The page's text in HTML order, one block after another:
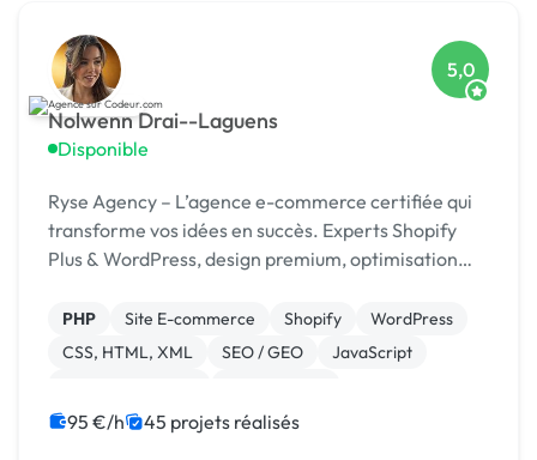
Nolwenn Drai--Laguens
Disponible
5,0
Ryse Agency – L’agence e-commerce certifiée qui
transforme vos idées en succès. Experts Shopify
Plus & WordPress, design premium, optimisation
PHP Site E-commerce Shopify
WordPress
CSS, HTML, XML
SEO / GEO
JavaScript
95 €/h 45 projets réalisés